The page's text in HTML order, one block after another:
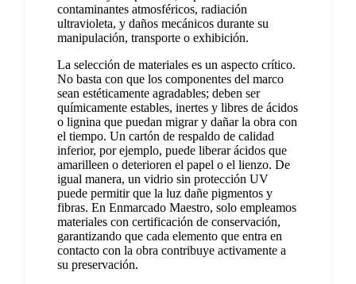
contaminantes atmosféricos, radiación
ultravioleta, y daños mecánicos durante su
manipulación, transporte o exhibición.
La selección de materiales es un aspecto crítico.
No basta con que los componentes del marco
sean estéticamente agradables; deben ser
químicamente estables, inertes y libres de ácidos
o lignina que puedan migrar y dañar la obra con
el tiempo. Un cartón de respaldo de calidad
inferior, por ejemplo, puede liberar ácidos que
amarilleen o deterioren el papel o el lienzo. De
igual manera, un vidrio sin protección UV
puede permitir que la luz dañe pigmentos y
fibras. En Enmarcado Maestro, solo empleamos
materiales con certificación de conservación,
garantizando que cada elemento que entra en
contacto con la obra contribuye activamente a
su preservación.